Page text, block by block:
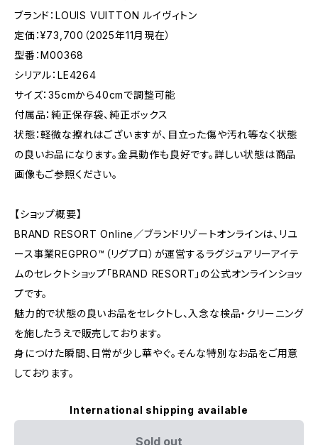
ブランド：LOUIS VUITTON ルイヴィトン
定価：¥73,700（2025年11月現在）
型番：M00368
シリアル：LE4264
サイズ：35cmから40cmで調整可能
付属品：純正保存袋、純正ボックス
状態：軽微な擦れはございますが、目立った傷や汚れ等なく状態
の良いお品になります。金具動作も良好です。詳しい状態は商品
画像もご参照ください。
【ショップ概要】
BRAND RESORT Online／ブランドリゾートオンラインは、リユ
ース事業REGPRO™（リグプロ）が運営するラグジュアリーアイテ
ムのセレクトショップ「BRAND RESORT」の公式オンラインショッ
プです。
魅力的で状態の良いお品をセレクトし、入念な検品・クリーニング
を施したうえで販売しております。
身につけた瞬間、日常が少し華やぐ。そんな特別なお品をご用意
しております。
International shipping available
Sold out